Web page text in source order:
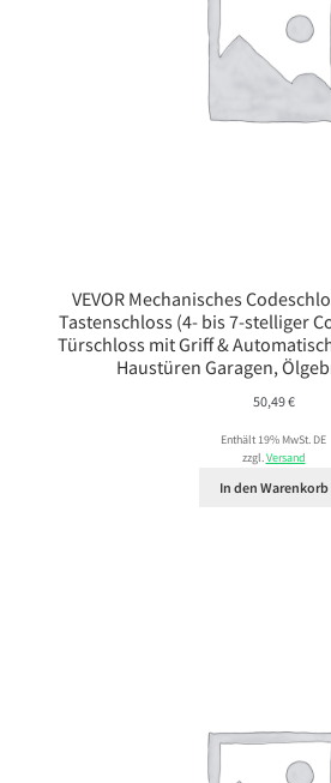
VEVOR Mechanisches
Tastenschloss (4- bis 7-stelliger
Türschloss mit Griff &
Haustüren Garagen,
50,49€
Enthält 19% MwSt. DE
zzgl.Versand
In den Warenkorb